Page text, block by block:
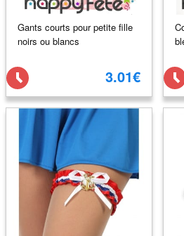
Gants courts pour petite fille
noirs ou blancs
3.01€